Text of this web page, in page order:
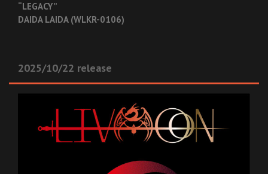
“LEGACY”
DAIDA LAIDA (WLKR-0106)
2025/10/22 release